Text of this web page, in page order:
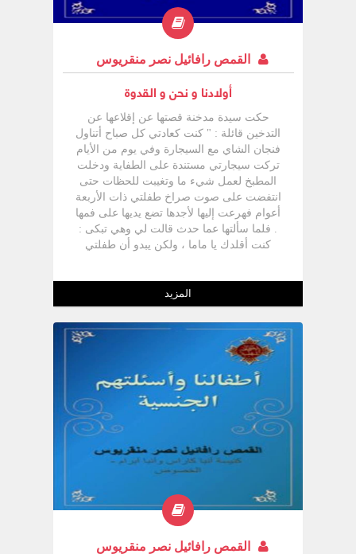
القمص رافائيل نصر منقريوس
أولادنا و نحن و القدوة
حكت سيدة مدخنة قصتها عن إقلاعها عن
التدخين قائلة : " كنت كعادتي كل صباح أتناول
فنجان الشاي مع السيجارة وفي يوم من الأيام
تركت سيجارتي مستندة على الطفاية ودخلت
المطبخ لعمل شيء ما وتغيبت للحظات حتى
انتفضت على صوت صراخ طفلتي ذات الأربعة
أعوام فهرعت إليها لأجدها تضع يديها على فمها
. فلما سألتها عما حدث قالت لي وهي تبكى :
كنت أقلدك يا ماما ، ولكن يبدو أن طفلتي
التدخين " . قصدت أن احكي لكم هذه القصة
فقط لكي أوضح لكم خطورة تقليد أبنائنا لنا
وهو ما نسميه " القدوة " . وتقليد أبنائنا لنا
يجعلنا نسأل أنفسنا : هل نحن قدوة حسنة لهم
أم أننا قد نكون قدوة سيئة ؟ كيف نتكلم ؟
وكيف نتصرف ؟ وفيما نرتدي من ملابس وفي
مظهرنا.كيف يرونا ؟ انظروا معي ما يقوله
معلمنا بولس الرسول لتلميذه القديس
تيموثاؤس : " لا يستهن احد بحداثتك بل قدوة
للمؤمنين في الكلام في التصرف في المحبة
12 ) فعل الرغم من صغر سن القديس
بألا يستهن به احد ، ولكن الناس في العادة
يحترمون كبار السن
المزيد
القمص رافائيل نصر منقريوس